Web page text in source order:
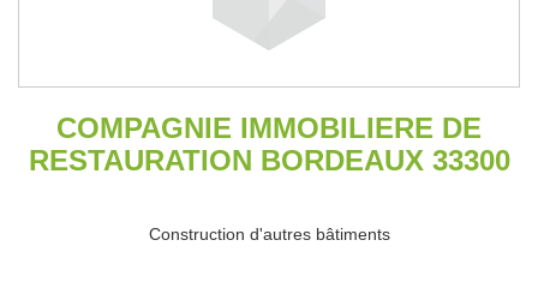
COMPAGNIE IMMOBILIERE DE
RESTAURATION BORDEAUX 33300
Construction d'autres bâtiments